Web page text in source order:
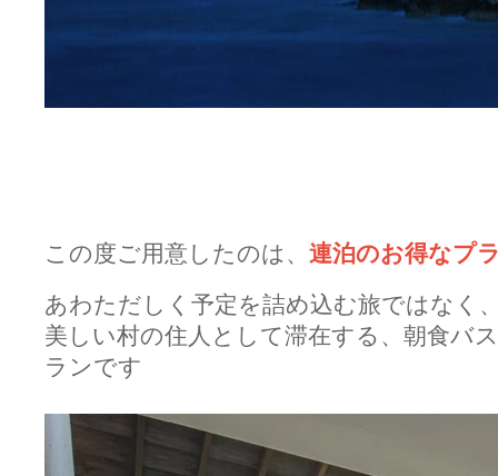
この度ご用意したのは、 連泊のお得なプ
あわただしく予定を詰め込む旅ではなく
美しい村の住人として滞在する、朝食バ
ランです